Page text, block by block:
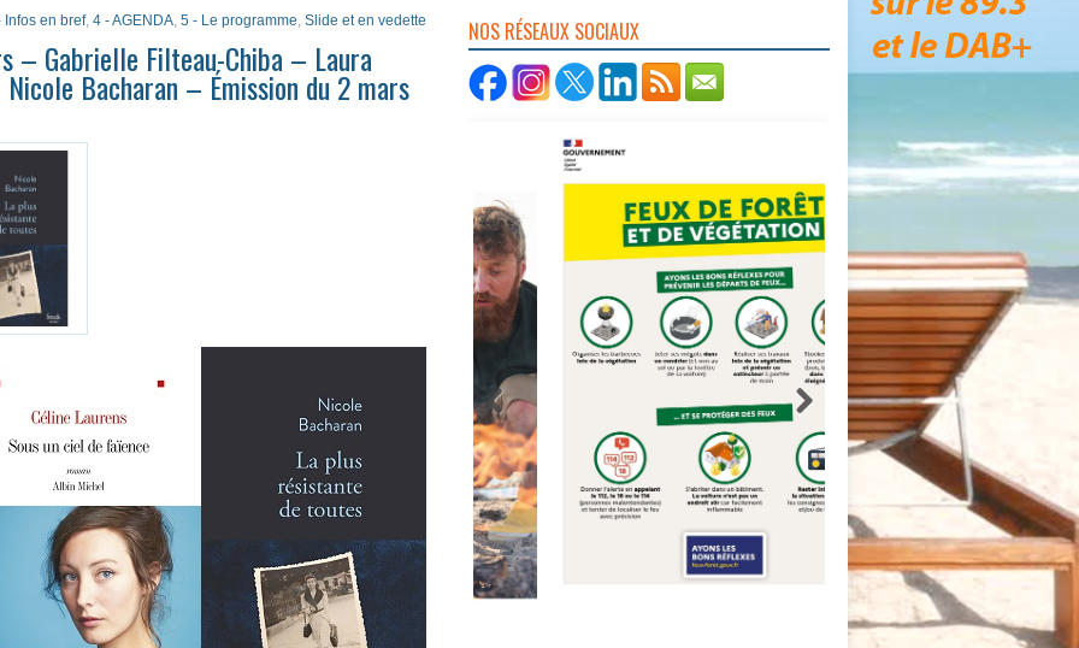
Infos en bref, 4 - AGENDA, 5 - Le programme, Slide et en vedette
– Gabrielle Filteau-Chiba – Laura
Bacharan – Émission du 2 mars
NOS RÉSEAUX SOCIAUX